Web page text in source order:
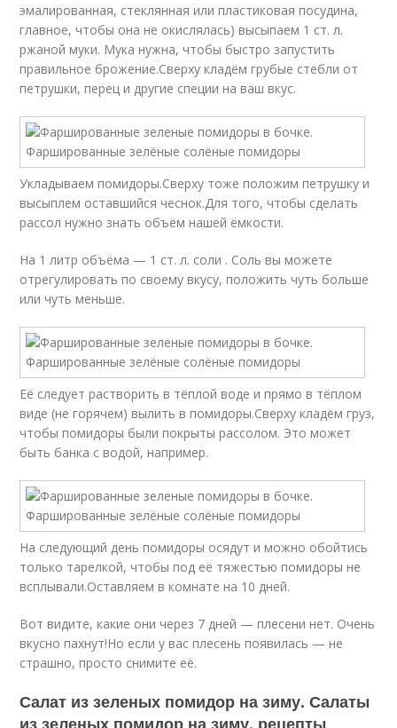
эмалированная, стеклянная или пластиковая посудина,
главное, чтобы она не окислялась) высыпаем 1 ст. л.
ржаной муки. Мука нужна, чтобы быстро запустить
правильное брожение.Сверху кладём грубые стебли от
петрушки, перец и другие специи на ваш вкус.
Укладываем помидоры.Сверху тоже положим петрушку и
высыплем оставшийся чеснок.Для того, чтобы сделать
рассол нужно знать объём нашей ёмкости.
На 1 литр объёма — 1 ст. л. соли . Соль вы можете
отрегулировать по своему вкусу, положить чуть больше
или чуть меньше.
Её следует растворить в тёплой воде и прямо в тёплом
виде (не горячем) вылить в помидоры.Сверху кладём груз,
чтобы помидоры были покрыты рассолом. Это может
быть банка с водой, например.
На следующий день помидоры осядут и можно обойтись
только тарелкой, чтобы под её тяжестью помидоры не
всплывали.Оставляем в комнате на 10 дней.
Вот видите, какие они через 7 дней — плесени нет. Очень
вкусно пахнут!Но если у вас плесень появилась — не
страшно, просто снимите её.
Салат из зеленых помидор на зиму. Салаты